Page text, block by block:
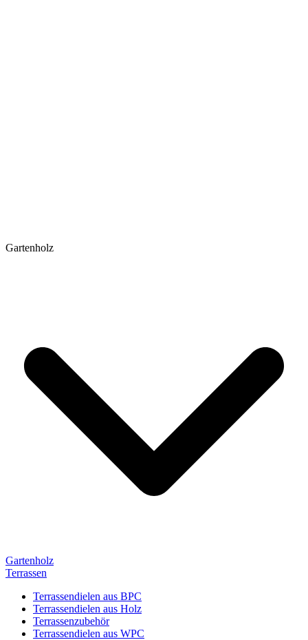
Gartenholz
Gartenholz
Terrassen
Terrassendielen aus BPC
Terrassendielen aus Holz
Terrassenzubehör
Terrassendielen aus WPC